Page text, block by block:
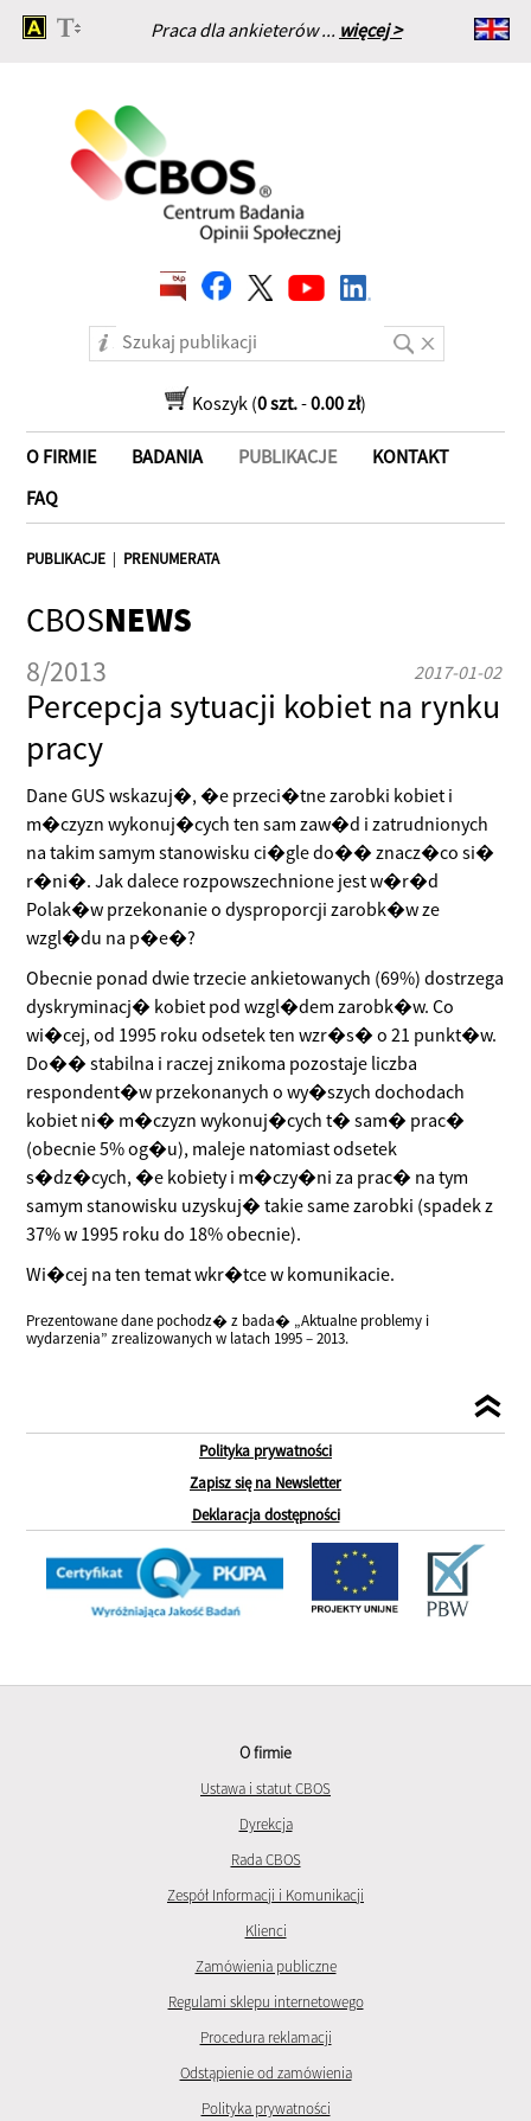
Praca dla ankieterów ... więcej >
Strona główna
Koszyk (0 szt.-0.00 zł)
O FIRMIE BADANIA PUBLIKACJE
KONTAKT
FAQ
PUBLIKACJE | PRENUMERATA
CBOSNEWS
8/2013 2017-01-02
Percepcja sytuacji kobiet na rynku
pracy
Dane GUS wskazuj�, �e przeci�tne zarobki kobiet i
m�czyzn wykonuj�cych ten sam zaw�d i zatrudnionych
na takim samym stanowisku ci�gle do�� znacz�co si�
r�ni�. Jak dalece rozpowszechnione jest w�r�d
Polak�w przekonanie o dysproporcji zarobk�w ze
wzgl�du na p�e�?
Obecnie ponad dwie trzecie ankietowanych (69%) dostrzega
dyskryminacj� kobiet pod wzgl�dem zarobk�w. Co
wi�cej, od 1995 roku odsetek ten wzr�s� o 21 punkt�w.
Do�� stabilna i raczej znikoma pozostaje liczba
respondent�w przekonanych o wy�szych dochodach
kobiet ni� m�czyzn wykonuj�cych t� sam� prac�
(obecnie 5% og�u), maleje natomiast odsetek
s�dz�cych, �e kobiety i m�czy�ni za prac� na tym
samym stanowisku uzyskuj� takie same zarobki (spadek z
37% w 1995 roku do 18% obecnie).
Wi�cej na ten temat wkr�tce w komunikacie.
Prezentowane dane pochodz� z bada� „Aktualne problemy i
wydarzenia” zrealizowanych w latach 1995 – 2013.
Polityka prywatności
Zapisz się na Newsletter
Deklaracja dostępności
O firmie
Ustawa i statut CBOS
Dyrekcja
Rada CBOS
Zespół Informacji i Komunikacji
Klienci
Zamówienia publiczne
Regulami sklepu internetowego
Procedura reklamacji
Odstąpienie od zamówienia
Polityka prywatności